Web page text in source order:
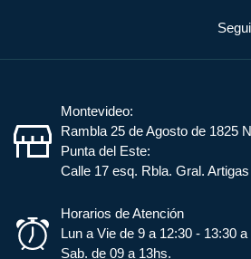
Montevideo:
Rambla 25 de Agosto de 1825
Punta del Este:
Calle 17 esq. Rbla. Gral.
Horarios de Atención
Lun a Vie de 9 a 12:30 - 13:30 a
Sab. de 09 a 13hs.